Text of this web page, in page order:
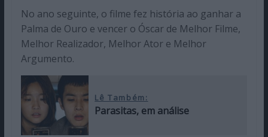
No ano seguinte, o filme fez história ao ganhar a
Palma de Ouro e vencer o Óscar de Melhor Filme,
Melhor Realizador, Melhor Ator e Melhor
Argumento.
Lê Também:
Parasitas, em análise